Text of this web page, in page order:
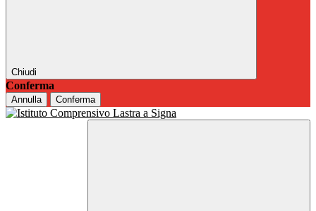
Chiudi
Conferma
Annulla Conferma